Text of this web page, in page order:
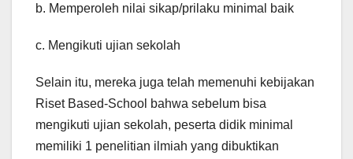
b. Memperoleh nilai sikap/prilaku minimal baik
c. Mengikuti ujian sekolah
Selain itu, mereka juga telah memenuhi kebijakan
Riset Based-School bahwa sebelum bisa
mengikuti ujian sekolah, peserta didik minimal
memiliki 1 penelitian ilmiah yang dibuktikan